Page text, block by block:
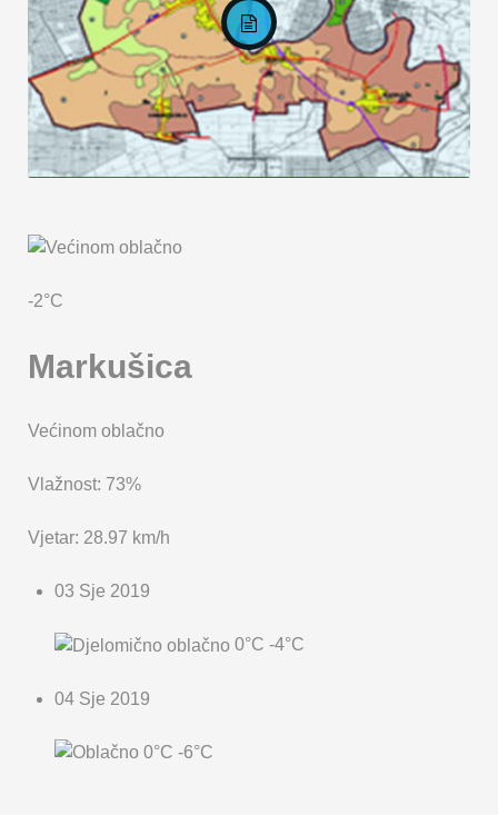
-2°C
Markušica
Većinom oblačno
Vlažnost: 73%
Vjetar: 28.97 km/h
03 Sje 2019
0°C -4°C
04 Sje 2019
0°C -6°C